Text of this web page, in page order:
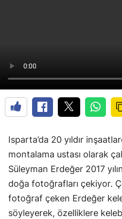
Isparta’da 20 yıldır
montalama ustası olarak
Süleyman Erdeğer 2017
doğa fotoğrafları çekiyor.
fotoğraf çeken Erdeğer
söyleyerek, özelliklere